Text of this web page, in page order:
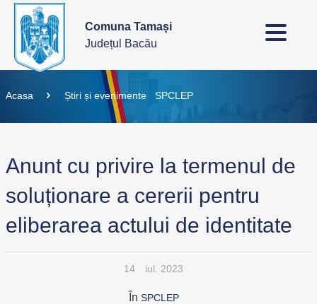
Comuna Tamași
Județul Bacău
Acasa Știri și evenimente SPCLEP
Anunt cu privire la termenul de
soluționare a cererii pentru
eliberarea actului de identitate
14 iul. 2023
În SPCLEP